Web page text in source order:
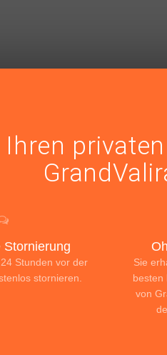
Stornierung
Stunden vor der
stornieren.
Sie
besten
von